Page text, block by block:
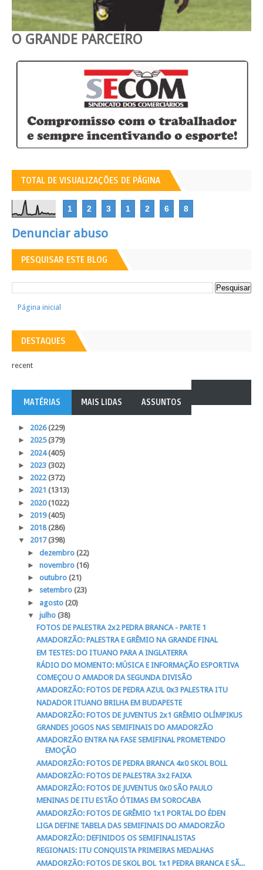
O GRANDE PARCEIRO
TOTAL DE VISUALIZAÇÕES DE PÁGINA
1 2 3 1 2 6 8
Denunciar abuso
PESQUISAR ESTE BLOG
Página inicial
DESTAQUES
recent
MATÉRIAS MAIS LIDAS ASSUNTOS
► 2026(229)
► 2025(379)
► 2024(405)
► 2023 (302)
► 2022(372)
► 2021 (1313)
► 2020(1022)
► 2019(405)
► 2018(286)
▼ 2017(398)
► dezembro (22)
► novembro (16)
► outubro (21)
► setembro (23)
► agosto (20)
▼ julho (38)
FOTOS DE PALESTRA 2x2 PEDRA BRANCA - PARTE 1
AMADORZÃO: PALESTRA E GRÊMIO NA GRANDE FINAL
EM TESTES: DO ITUANO PARA A INGLATERRA
RÁDIO DO MOMENTO: MÚSICA E INFORMAÇÃO ESPORTIVA
COMEÇOU O AMADOR DA SEGUNDA DIVISÃO
AMADORZÃO: FOTOS DE PEDRA AZUL 0x3 PALESTRA ITU
NADADOR ITUANO BRILHA EM BUDAPESTE
AMADORZÃO: FOTOS DE JUVENTUS 2x1 GRÊMIO OLÍMPIKUS
GRANDES JOGOS NAS SEMIFINAIS DO AMADORZÃO
AMADORZÃO ENTRA NA FASE SEMIFINAL PROMETENDO
EMOÇÃO
AMADORZÃO: FOTOS DE PEDRA BRANCA 4x0 SKOL BOLL
AMADORZÃO: FOTOS DE PALESTRA 3x2 FAIXA
AMADORZÃO: FOTOS DE JUVENTUS 0x0 SÃO PAULO
MENINAS DE ITU ESTÃO ÓTIMAS EM SOROCABA
AMADORZÃO: FOTOS DE GRÊMIO 1x1 PORTAL DO ÉDEN
LIGA DEFINE TABELA DAS SEMIFINAIS DO AMADORZÃO
AMADORZÃO: DEFINIDOS OS SEMIFINALISTAS
REGIONAIS: ITU CONQUISTA PRIMEIRAS MEDALHAS
AMADORZÃO: FOTOS DE SKOL BOL 1x1 PEDRA BRANCA E SÃ...